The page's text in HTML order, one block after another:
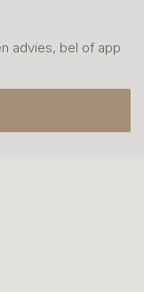
advies, bel of app